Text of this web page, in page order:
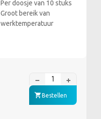
Per doosje van 10 stuks
Groot bereik van
werktemperatuur
Bestellen